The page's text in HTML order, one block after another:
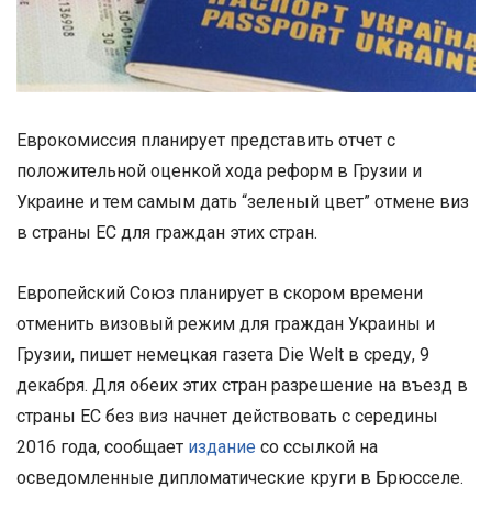
Еврокомиссия планирует представить отчет с
положительной оценкой хода реформ в Грузии и
Украине и тем самым дать “зеленый цвет” отмене виз
в страны ЕС для граждан этих стран.
Европейский Союз планирует в скором времени
отменить визовый режим для граждан Украины и
Грузии, пишет немецкая газета Die Welt в среду, 9
декабря. Для обеих этих стран разрешение на въезд в
страны ЕС без виз начнет действовать с середины
2016 года, сообщает издание со ссылкой на
осведомленные дипломатические круги в Брюсселе.